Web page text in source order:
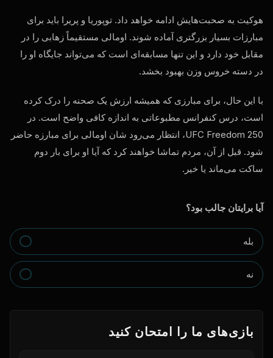
هوکیت به صحبت‌هایش ادامه خواهد داد. توپوریا و پریرا باید برای
مبارزات بسیار بزرگتری آماده شوند. اومالی مستقیماً زهابی را در
مقابل خود دارد و این تنها مسابقه‌ای است که می‌تواند جایگاه او را
در دسته خروس وزن بهبود بخشد.
با این حال، برای مبارزی که همیشه ارزش یک صحنه را درک کرده
است، درس کنفرانس مطبوعاتی به اندازه کافی واضح است. در
UFC Freedom 250، انتظار می‌رود شان اومالی برای مبارزه حاضر
شود. قبل از آن، مردم تماشا خواهند کرد که آیا او برای بار دوم
ساکت می‌ماند یا خیر.
آیا برایتان جالب بود؟
بله
نه
بازی‌های ما را امتحان کنید